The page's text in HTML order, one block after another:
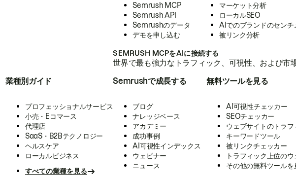
Semrush MCP
Semrush API
Semrushのデータ
デモを申し込む
マーケット分析
ローカルSEO
AIでのブランドのセンチ
被リンク分析
SEMRUSH MCPをAIに接続する
世界で最も強力なトラフィック、可視性、および
業種別ガイド
プロフェッショナルサービス
小売・Eコマース
代理店
SaaS・B2Bテクノロジー
ヘルスケア
ローカルビジネス
すべての業種を見る
Semrushで成長する
ブログ
ナレッジベース
アカデミー
成功事例
AI可視性インデックス
ウェビナー
ニュース
無料ツールを見る
AI可視性チェッカー
SEOチェッカー
ウェブサイトのトラ
キーワードツール
被リンクチェッカー
トラフィック上位の
その他の無料ツールを